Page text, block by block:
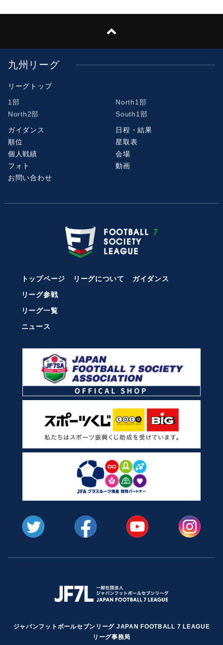
九州リーグ
リーグトップ
1部
North1部
North2部
South1部
ガイダンス
日程・結果
順位
星取表
個人戦績
会場
フォト
動画
お問い合わせ
トップページ リーグについて
ガイダンス
リーグ参戦
リーグ一覧
ニュース
ジャパンフットボールセブンリーグ JAPAN FOOTBALL 7 LEAGUE
リーグ事務局